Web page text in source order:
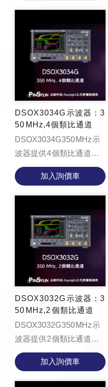
率、支援區域觸控觸發的
DSOX3034G 示波器：3
50 MHz,4個類比通道
DSOX3034G 350 MHz 示
波器提供 4 個類比通道、4
Mpts 記憶體、每秒
1,000,000 個波形的更新速
率、支援區域觸控觸發的
加入詢價車
DSOX3032G 示波器：3
50 MHz,2 個類比通道
DSOX3032G 350 MHz 示
波器提供 2 個類比通道、4
Mpts 記憶體、每秒
1,000,000 個波形的更新速
率、支援區域觸控觸發的
加入詢價車